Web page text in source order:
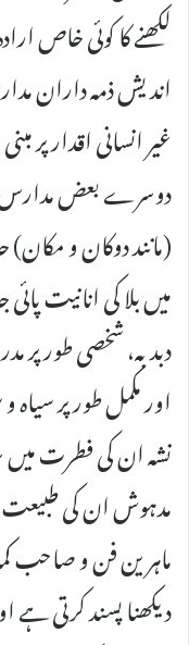
لکھنے کا کوئی خاص
اندیش ذمہ داران
غیر انسانی اقدار پر
دوسرے بعض مدارس
(مانند دوکان و
میں بلا کی انانیت
دبدبہ، شخصی طور پر
اور مکمل طور پر
نشہ ان کی فطرت میں
مدہوش ان کی طبیعت
ماہرین فن و صاحب
دیکھنا پسند کرتی ہے